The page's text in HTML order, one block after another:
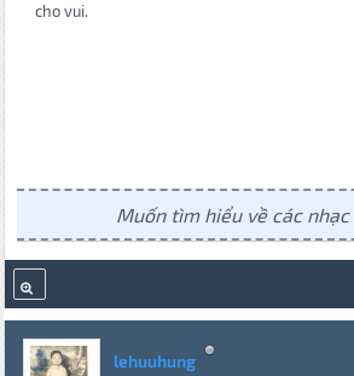
cho vui.
Muốn tìm hiểu về các
lehuuhung